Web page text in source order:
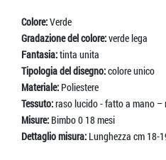
Colore:Verde
Gradazione del colore:verde lega
Fantasia:tinta unita
Tipologia del disegno:colore unico
Materiale: Poliestere
Tessuto:raso lucido - fatto a mano –
Misure: Bimbo 0 18 mesi
Dettaglio misura: Lunghezza cm 18-